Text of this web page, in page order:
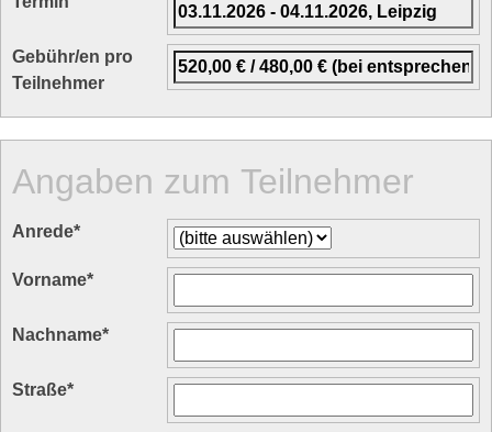
Gebühr/en pro
Teilnehmer
Angaben zum Teilnehmer
Anrede*
Vorname*
Nachname*
Straße*